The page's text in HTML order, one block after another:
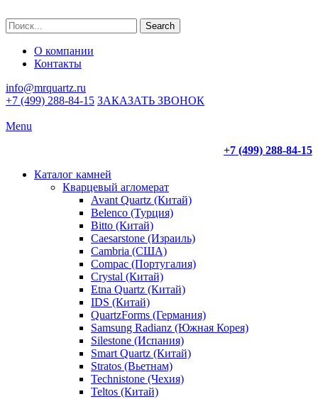
Search
О компании
Контакты
info@mrquartz.ru
+7 (499) 288-84-15 ЗАКАЗАТЬ ЗВОНОК
Menu
+7 (499) 288-84-15
Каталог камней
Кварцевый агломерат
Avant Quartz (Китай)
Belenco (Турция)
Bitto (Китай)
Caesarstone (Израиль)
Cambria (США)
Compac (Португалия)
Crystal (Китай)
Etna Quartz (Китай)
IDS (Китай)
QuartzForms (Германия)
Samsung Radianz (Южная Корея)
Silestone (Испания)
Smart Quartz (Китай)
Stratos (Вьетнам)
Technistone (Чехия)
Teltos (Китай)